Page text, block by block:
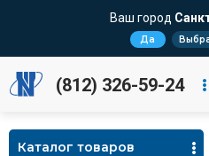
Ваш город
Да
(812) 326-59-24
Каталог товаров